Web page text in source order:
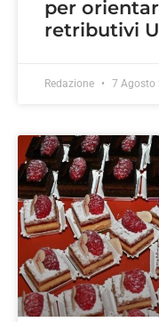
per
retributivi
Redazione 7 Agosto